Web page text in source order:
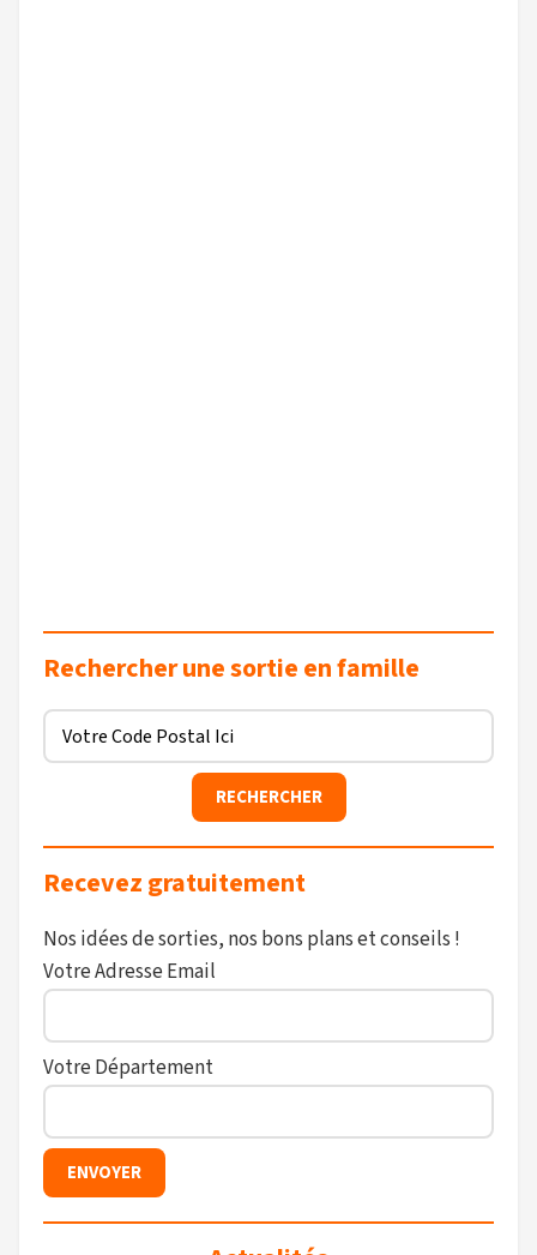
Rechercher une sortie en famille
Recevez gratuitement
Nos idées de sorties, nos bons plans et conseils !
Votre Adresse Email
Votre Département